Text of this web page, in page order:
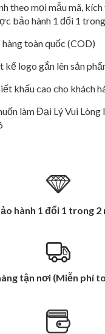
theo mọi mẫu mã,
bảo hành 1 đổi 1
toàn quốc (COD)
kế logo gắn lên sản
khấu cao cho khách
làm Đại Lý Vui Lòng
hành 1 đổi 1 trong 2
tận nơi (Miễn phí